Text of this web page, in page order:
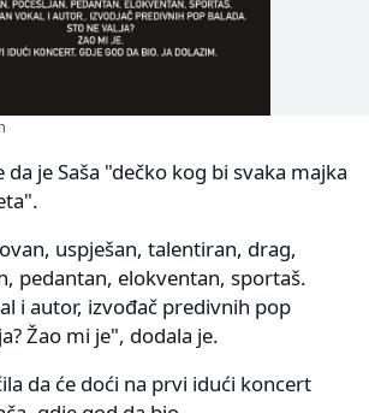
je Saša "dečko kog bi svaka majka
uspješan, talentiran, drag,
pedantan, elokventan, sportaš.
i autor, izvođač predivnih pop
Žao mi je", dodala je.
da će doći na prvi idući koncert